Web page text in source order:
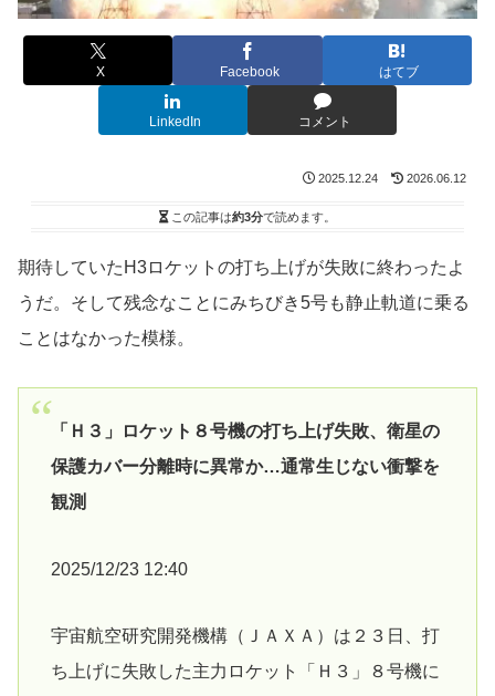
X Facebook はてブ
LinkedIn コメント
2025.12.24 2026.06.12
この記事は約3分で読めます。
期待していたH3ロケットの打ち上げが失敗に終わったよ
うだ。そして残念なことにみちびき5号も静止軌道に乗る
ことはなかった模様。
「Ｈ３」ロケット８号機の打ち上げ失敗、衛星の
保護カバー分離時に異常か…通常生じない衝撃を
観測
2025/12/23 12:40
宇宙航空研究開発機構（ＪＡＸＡ）は２３日、打
ち上げに失敗した主力ロケット「Ｈ３」８号機に